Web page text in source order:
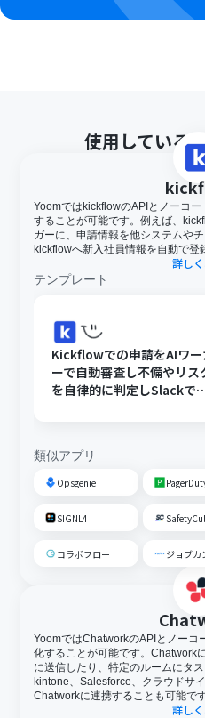
使用している
YoomではkickflowのAPIとノーコ
することが可能です。例えば、
ガーに、申請情報を他システムや
kickflowへ新入社員情報を自動で登
詳し
テンプレート
Kickflowでの申請をAIワー
ーで自動審査し不備やリス
を自律的に判定しSlackで
類似アプリ
Opsgenie
SIGNL4
コラボフロー
YoomではChatworkのAPIとノーコ
化することが可能です。Chatwork
に送信したり、特定のルームにタ
kintone、Salesforce、クラウドサ
Chatworkに連携することも可能です
詳し